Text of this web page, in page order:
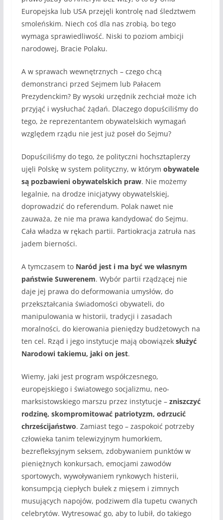
Europejska lub USA przejęli kontrolę nad śledztwem
smoleńskim. Niech coś dla nas zrobią, bo tego
wymaga sprawiedliwość. Niski to poziom ambicji
narodowej, Bracie Polaku.
A w sprawach wewnętrznych – czego chcą
demonstranci przed Sejmem lub Pałacem
Prezydenckim? By wysoki urzędnik zechciał może ich
przyjąć i wysłuchać żądań. Dlaczego dopuściliśmy do
tego, że reprezentantem obywatelskich wymagań
względem rządu nie jest już poseł do Sejmu?
Dopuściliśmy do tego, że polityczni hochsztaplerzy
ujęli Polskę w system polityczny, w którym obywatele
są pozbawieni obywatelskich praw. Nie możemy
legalnie, na drodze inicjatywy obywatelskiej,
doprowadzić do referendum. Polak nawet nie
zauważa, że nie ma prawa kandydować do Sejmu.
Cała władza w rękach partii. Partiokracja zatruła nas
jadem bierności.
A tymczasem to Naród jest i ma być we własnym
państwie Suwerenem. Wybór partii rządzącej nie
daje jej prawa do deformowania umysłów, do
przekształcania świadomości obywateli, do
manipulowania w historii, tradycji i zasadach
moralności, do kierowania pieniędzy budżetowych na
ten cel. Rząd i jego instytucje mają obowiązek służyć
Narodowi takiemu, jaki on jest.
Wiemy, jaki jest program współczesnego,
europejskiego i światowego socjalizmu, neo-
marksistowskiego marszu przez instytucje – zniszczyć
rodzinę, skompromitować patriotyzm, odrzucić
chrześcijaństwo. Zamiast tego – zaspokoić potrzeby
człowieka tanim telewizyjnym humorkiem,
bezrefleksyjnym seksem, zdobywaniem punktów w
pieniężnych konkursach, emocjami zawodów
sportowych, wywoływaniem rynkowych histerii,
konsumpcją ciepłych bułek z mięsem i zimnych
musujących napojów, podziwem dla tupetu cwanych
celebrytów. Wytresować go, aby to lubił, do takiego